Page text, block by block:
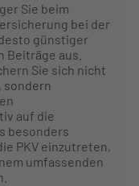
Sie beim
bei der
günstiger
Beiträge aus.
Sie sich nicht
sondern
auf die
besonders
PKV einzutreten,
umfassenden